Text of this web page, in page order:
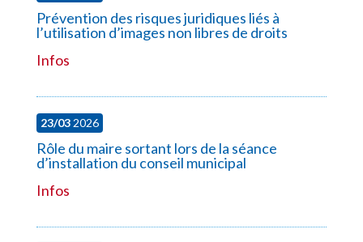
Prévention des risques juridiques liés à
l’utilisation d’images non libres de droits
Infos
23/032026
Rôle du maire sortant lors de la séance
d’installation du conseil municipal
Infos